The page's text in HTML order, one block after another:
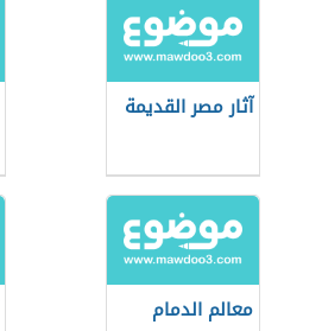
آثار مصر القديمة
معالم الدمام